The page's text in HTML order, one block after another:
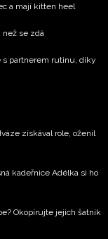
a mají kitten heel
se zdá
s partnerem rutinu, díky
získával role, oženil
kadeřnice Adélka si ho
Okopírujte jejich šatník